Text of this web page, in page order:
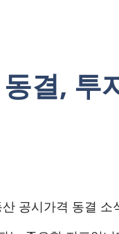
결, 투
공시가격 동결 소